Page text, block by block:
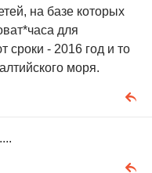
на базе которых
для
сроки - 2016 год и то
моря.